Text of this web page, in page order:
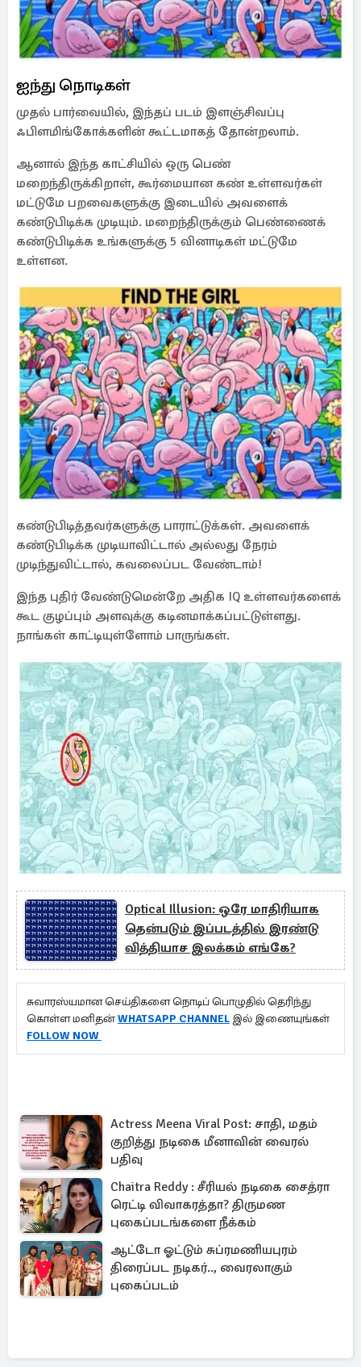
ஐந்து நொடிகள்
முதல் பார்வையில், இந்தப் படம் இளஞ்சிவப்பு
ஃபிளமிங்கோக்களின் கூட்டமாகத் தோன்றலாம்.
ஆனால் இந்த காட்சியில் ஒரு பெண்
மறைந்திருக்கிறாள், கூர்மையான கண் உள்ளவர்கள்
மட்டுமே பறவைகளுக்கு இடையில் அவளைக்
கண்டுபிடிக்க முடியும். மறைந்திருக்கும் பெண்ணைக்
கண்டுபிடிக்க உங்களுக்கு 5 வினாடிகள் மட்டுமே
உள்ளன.
கண்டுபிடித்தவர்களுக்கு பாராட்டுக்கள். அவளைக்
கண்டுபிடிக்க முடியாவிட்டால் அல்லது நேரம்
முடிந்துவிட்டால், கவலைப்பட வேண்டாம்!
இந்த புதிர் வேண்டுமென்றே அதிக IQ உள்ளவர்களைக்
கூட குழப்பும் அளவுக்கு கடினமாக்கப்பட்டுள்ளது.
நாங்கள் காட்டியுள்ளோம் பாருங்கள்.
Optical Illusion: ஒரே மாதிரியாக
தென்படும் இப்படத்தில் இரண்டு
வித்தியாச இலக்கம் எங்கே?
சுவாரஸ்யமான செய்திகளை நொடிப் பொழுதில் தெரிந்து
கொள்ள மனிதன்WHATSAPP CHANNEL இல் இணையுங்கள்
FOLLOW NOW
Actress Meena Viral Post: சாதி, மதம்
குறித்து நடிகை மீனாவின் வைரல்
பதிவு
Chaitra Reddy : சீரியல் நடிகை சைத்ரா
ரெட்டி விவாகரத்தா? திருமண
புகைப்படங்களை நீக்கம்
ஆட்டோ ஓட்டும் சுப்ரமணியபுரம்
திரைப்பட நடிகர்.., வைரலாகும்
புகைப்படம்